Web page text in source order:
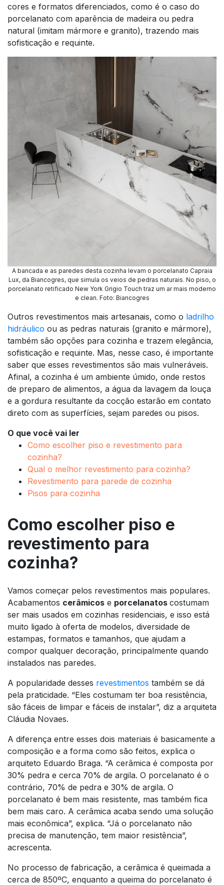
cores e formatos diferenciados, como é o caso do
porcelanato com aparência de madeira ou pedra
natural (imitam mármore e granito), trazendo mais
sofisticação e requinte.
A bancada e as paredes desta cozinha levam o porcelanato Capraia
Lux, da Biancogres, que simula os veios de pedras naturais. No piso, o
porcelanato retificado New York Grigio Touch traz um ar mais moderno
e clean. Foto: Biancogres
Outros revestimentos mais artesanais, como o ladrilho
hidráulico ou as pedras naturais (granito e mármore),
também são opções para cozinha e trazem elegância,
sofisticação e requinte. Mas, nesse caso, é importante
saber que esses revestimentos são mais vulneráveis.
Afinal, a cozinha é um ambiente úmido, onde restos
de preparo de alimentos, a água da lavagem da louça
e a gordura resultante da cocção estarão em contato
direto com as superfícies, sejam paredes ou pisos.
O que você vai ler
Como escolher piso e revestimento para
cozinha?
Qual o melhor revestimento para cozinha?
Revestimento para parede de cozinha
Pisos para cozinha
Como escolher piso e
revestimento para
cozinha?
Vamos começar pelos revestimentos mais populares.
Acabamentos cerâmicos e porcelanatos costumam
ser mais usados em cozinhas residenciais, e isso está
muito ligado à oferta de modelos, diversidade de
estampas, formatos e tamanhos, que ajudam a
compor qualquer decoração, principalmente quando
instalados nas paredes.
A popularidade desses revestimentos também se dá
pela praticidade. “Eles costumam ter boa resistência,
são fáceis de limpar e fáceis de instalar”, diz a arquiteta
Cláudia Novaes.
A diferença entre esses dois materiais é basicamente a
composição e a forma como são feitos, explica o
arquiteto Eduardo Braga. “A cerâmica é composta por
30% pedra e cerca 70% de argila. O porcelanato é o
contrário, 70% de pedra e 30% de argila. O
porcelanato é bem mais resistente, mas também fica
bem mais caro. A cerâmica acaba sendo uma solução
mais econômica”, explica. “Já o porcelanato não
precisa de manutenção, tem maior resistência”,
acrescenta.
No processo de fabricação, a cerâmica é queimada a
cerca de 850ºC, enquanto a queima do porcelanato é